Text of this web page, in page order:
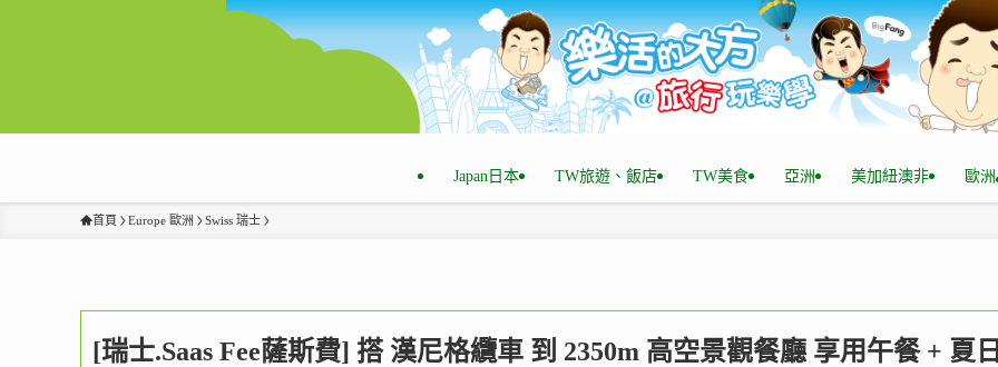
Japan日本 TW旅遊、飯店 TW美食 亞洲 美加紐澳非 歐洲
首頁 Europe 歐洲 Swiss 瑞士
[瑞士.Saas Fee薩斯費] 搭 漢尼格纜車 到 2350m 高空景觀餐廳 享用午餐 + 夏日